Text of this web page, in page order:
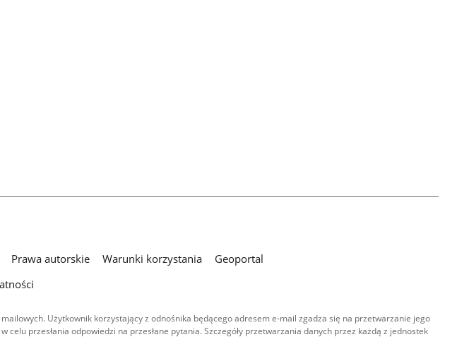
Prawa autorskie Warunki korzystania
Geoportal
Użytkownik korzystający z odnośnika będącego adresem e-mail zgadza się na przetwarzanie jego
przesłania odpowiedzi na przesłane pytania. Szczegóły przetwarzania danych przez każdą z jednostek